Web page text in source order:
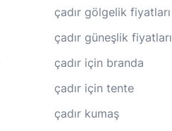
çadır gölgelik fiyatları
çadır güneşlik fiyatları
çadır için branda
çadır için tente
çadır kumaş